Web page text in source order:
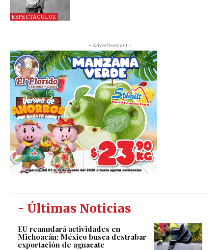
ESPECTÁCULOZ
- Advertisement -
- Últimas Noticias
EU reanudará actividades en
Michoacán; México busca destrabar
exportación de aguacate